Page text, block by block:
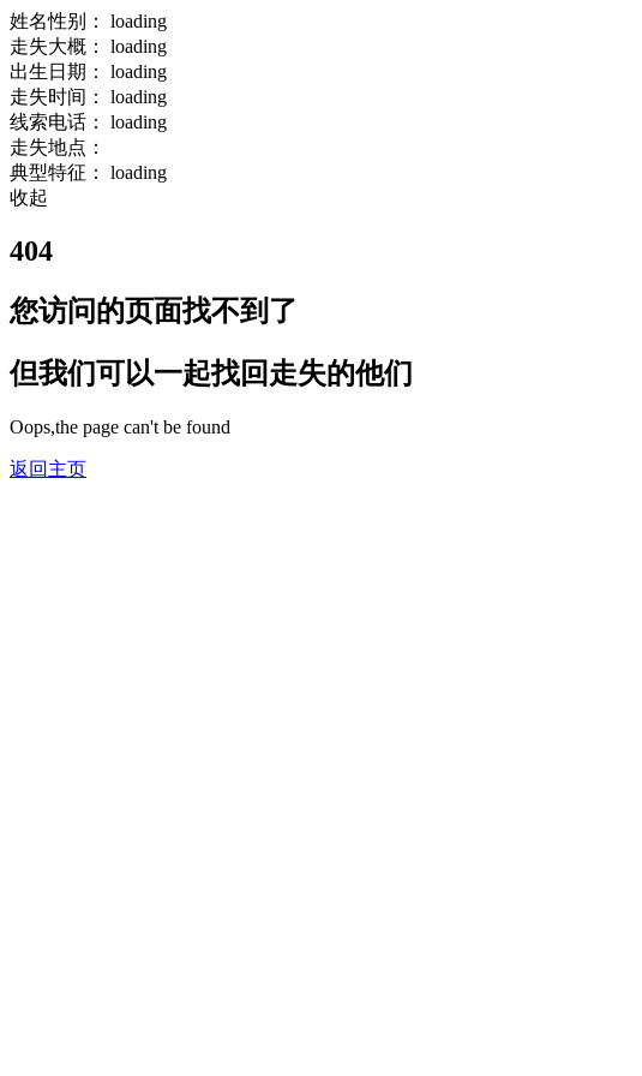
姓名性别：
loading
走失大概：
loading
出生日期：
loading
走失时间：
loading
线索电话：
loading
走失地点：
典型特征：
loading
收起
404
您访问的页面找不到了
但我们可以一起找回走失的他们
Oops,the page can't be found
返回主页